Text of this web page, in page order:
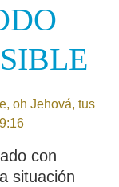
oh Jehová, tus
con
situación